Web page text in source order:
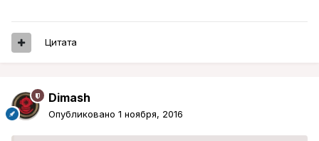
Цитата
Dimash
Опубликовано 1 ноября, 2016